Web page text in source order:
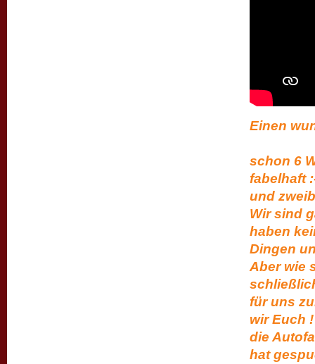
Einen
schon 6
fabelhaft
und
Wir sind
haben
Dingen
Aber wie
für uns
wir Euch
die
hat